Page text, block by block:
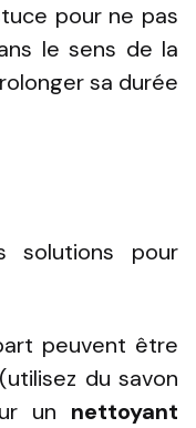
pour ne pas
le sens de la
sa durée
solutions pour
peuvent être
(utilisez du savon
un nettoyant